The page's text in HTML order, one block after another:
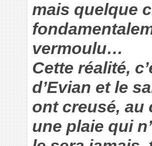
mais quelque
vermoulu…
Cette réalité,
d’Evian et le
ont creusé,
une plaie qui